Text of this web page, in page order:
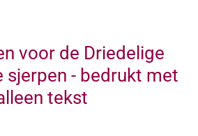
voor de Driedelige
sjerpen - bedrukt met
tekst